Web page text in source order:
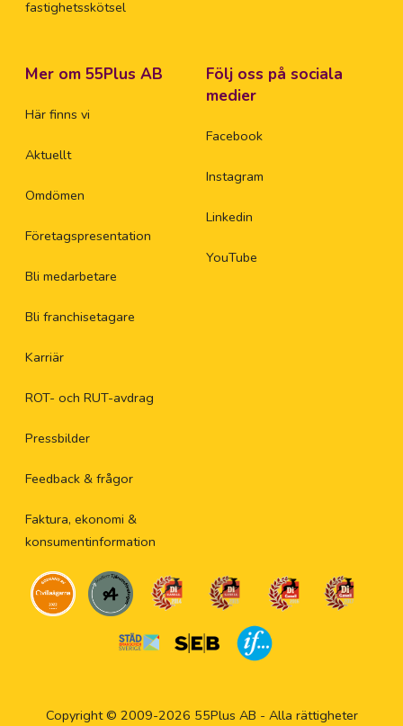
fastighetsskötsel
Mer om 55Plus AB
Här finns vi
Aktuellt
Omdömen
Företagspresentation
Bli medarbetare
Bli franchisetagare
Karriär
ROT- och RUT-avdrag
Pressbilder
Feedback & frågor
Faktura, ekonomi &
konsumentinformation
Följ oss på sociala
medier
Facebook
Instagram
Linkedin
YouTube
Copyright © 2009-2026 55Plus AB - Alla rättigheter